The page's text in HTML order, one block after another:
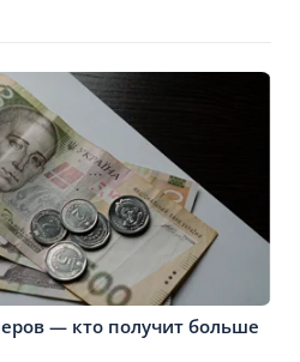
— кто получит больше